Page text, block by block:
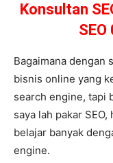
Konsultan
Bagaimana dengan
bisnis online yang
search engine, tapi
saya lah pakar
belajar banyak
engine.